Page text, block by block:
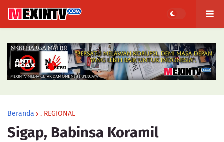
Beranda . REGIONAL
Sigap, Babinsa Koramil